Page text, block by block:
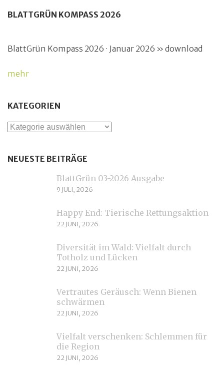
BLATTGRÜN KOMPASS 2026
BlattGrün Kompass 2026 · Januar 2026 » download
mehr
KATEGORIEN
Kategorien
NEUESTE BEITRÄGE
BlattGrün 03-2026 Ausgabe
9 JULI, 2026
Happy End: Tierische Rettungsaktion
22 JUNI, 2026
Diversität im Wald: Vielfalt durch
Totholz und Lücken
22 JUNI, 2026
Vertrautes Geräusch: Wenn Bienen
schwärmen
22 JUNI, 2026
Vielfalt verschenken: Schlemmen für
die Region
22 JUNI, 2026